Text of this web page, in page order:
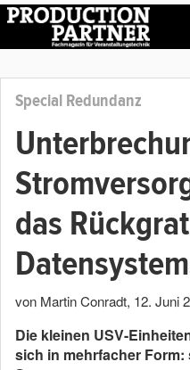
Special Redundanz
das
von Martin Conradt, 12. Juni
Die kleinen USV-
sich in mehrfacher